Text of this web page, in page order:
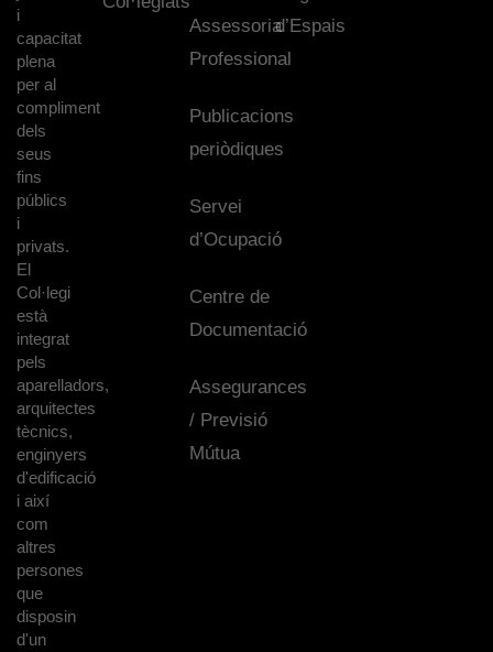
i
capacitat
plena
per al
compliment
dels
seus
fins
públics
i
privats.
El
Col·legi
està
integrat
pels
aparelladors,
arquitectes
tècnics,
enginyers
d'edificació
i així
com
altres
persones
que
disposin
d'un
Assessoria
Professional
Publicacions
periòdiques
Servei
d’Ocupació
Centre de
Documentació
Assegurances
/ Previsió
Mútua
d’Espais